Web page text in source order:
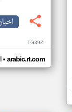
TG39ZI
• arabic.rt.com